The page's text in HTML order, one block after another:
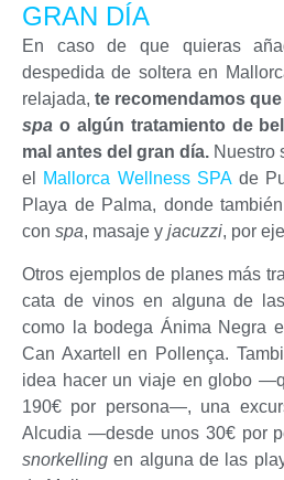
GRAN DÍA
En caso de que quieras
despedida de soltera en
relajada,te recomendamos
spa o algún tratamiento de
mal antes del gran día. Nuestro
el Mallorca Wellness SPAde
Playa de Palma, donde
con spa, masaje y jacuzzi, por
Otros ejemplos de planes más
cata de vinos en alguna de
como la bodega Ánima Negra
Can Axartell en Pollença.
idea hacer un viaje en globo
190€ por persona—, una
Alcudia —desde unos 30€ por
snorkelling en alguna de las